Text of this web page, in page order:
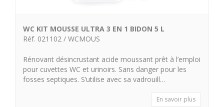
WC KIT MOUSSE ULTRA 3 EN 1 BIDON 5 L
Réf. 021102 / WCMOUS
Rénovant désincrustant acide moussant prêt à l’emploi
pour cuvettes WC et urinoirs. Sans danger pour les
fosses septiques. S’utilise avec sa vadrouill…
En savoir plus